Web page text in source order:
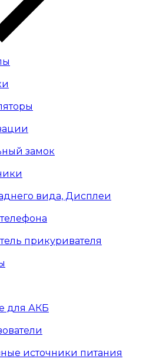
замок
вида, Дисплеи
прикуривателя
для АКБ
источники питания